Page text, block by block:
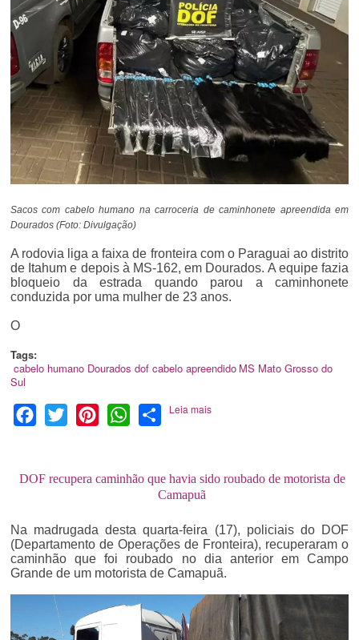
Sacos com cabelo humano na carroceria de caminhonete apreendida em
Dourados (Foto: Divulgação)
A rodovia liga a faixa de fronteira com o Paraguai ao distrito
de Itahum e depois à MS-162, em Dourados. A equipe fazia
bloqueio da estrada quando parou a caminhonete
conduzida por uma mulher de 23 anos.
O
Tags:
cabelo humano Dourados dof cabelo apreendido MS Mato Grosso do
Sul
Facebook
Twitter PinterestWhatsApp
Share
Leia mais
DOF recupera caminhão que havia sido roubado de motorista de
Camapuã
Na madrugada desta quarta-feira (17), policiais do DOF
(Departamento de Operações de Fronteira), recuperaram o
caminhão que foi roubado no dia anterior em Campo
Grande de um motorista de Camapuã.